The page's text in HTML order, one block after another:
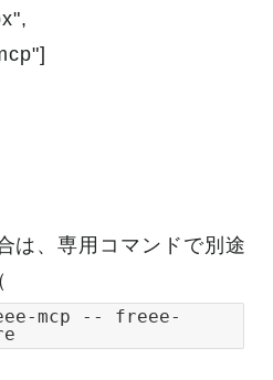
は、専用コマンドで別途
mcp -- freee-